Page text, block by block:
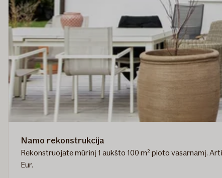
Namo rekonstrukcija
Rekonstruojate mūrinį 1 aukšto 100 m² ploto vasarnamį.
Eur.